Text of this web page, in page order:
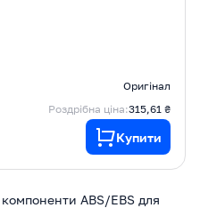
Оригінал
Роздрібна ціна:315,61 ₴
Купити
компоненти ABS/EBS для